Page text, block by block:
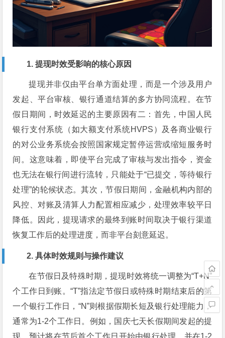
1. 提现时效受影响的核心原因
提现并非仅由平台单方面处理，而是一个涉及用户
发起、平台审核、银行通道结算的多方协同流程。在节
假日期间，时效延迟的主要原因有二：首先，中国人民
银行支付系统（如大额支付系统HVPS）及各商业银行
的对公业务系统会按照国家规定暂停运营或缩短服务时
间。这意味着，即使平台完成了审核与发出指令，资金
也无法在银行间进行流转，只能处于“已提交，等待银行
处理”的轮候状态。其次，节假日期间，金融机构内部的
风控、对账及清算人力配置相应减少，处理效率较平日
降低。因此，提现请求的最终到账时间取决于银行渠道
恢复工作后的处理进度，而非平台刻意延迟。
2. 具体时效规则与操作建议
在节假日及特殊时期，提现时效将统一调整为“T+N”
个工作日到账。“T”指法定节假日或特殊时期结束后的第
一个银行工作日，“N”则根据假期长短及银行处理能力，
通常为1-2个工作日。例如，国庆七天长假期间发起的提
现，预计将在节后首个工作日开始由银行处理，并在1-2